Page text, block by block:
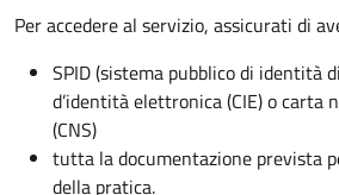
Per accedere al servizio, assicurati di
SPID (sistema pubblico di identità
d’identità elettronica (CIE) o carta
(CNS)
tutta la documentazione prevista
della pratica.